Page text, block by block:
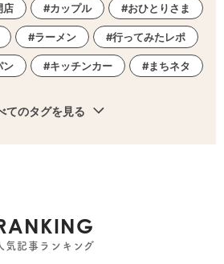
店 カップル おひとりさま
ラーメン 行ってみたレポ
ン キッチンカー まちネタ
てのタグを見る
気記事ランキング